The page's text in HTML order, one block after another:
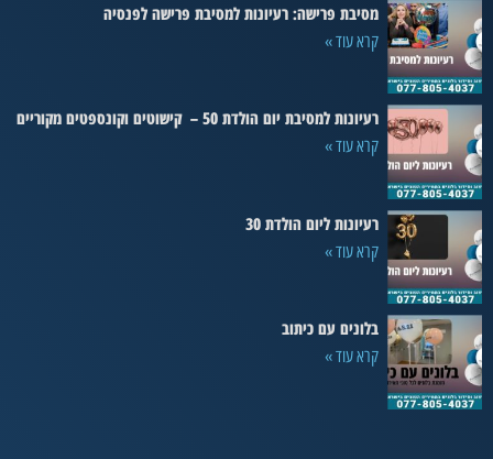
מסיבת פרישה: רעיונות למסיבת פרישה לפנסיה
קרא עוד »
רעיונות למסיבת יום הולדת 50 – קישוטים וקונספטים מקוריים
קרא עוד »
רעיונות ליום הולדת 30
קרא עוד »
בלונים עם כיתוב
קרא עוד »